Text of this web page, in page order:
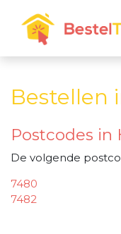
Bestellen
Postcodes in
De volgende
7480
7482